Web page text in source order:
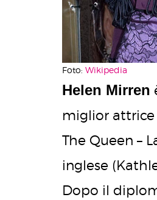
Foto: Wikipedia
Helen Mirren
miglior attrice
The Queen –
inglese
Dopo il